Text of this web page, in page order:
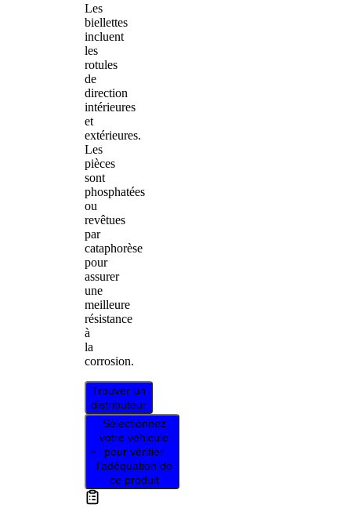
Les
biellettes
incluent
les
rotules
de
direction
intérieures
et
extérieures.
Les
pièces
sont
phosphatées
ou
revêtues
par
cataphorèse
pour
assurer
une
meilleure
résistance
à
la
corrosion.
Trouver un
distributeur
Sélectionnez
votre véhicule
pour vérifier
l’adéquation de
ce produit